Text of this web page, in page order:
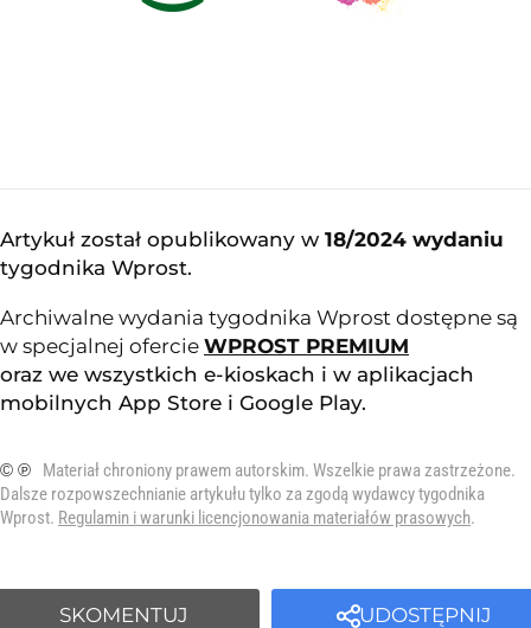
Artykuł został opublikowany w 18/2024 wydaniu
tygodnika Wprost.
Archiwalne wydania tygodnika Wprost dostępne są
w specjalnej ofercie WPROST PREMIUM
oraz we wszystkich e-kioskach i w aplikacjach
mobilnych App Store i Google Play.
© ℗
Materiał chroniony prawem autorskim. Wszelkie prawa zastrzeżone.
Dalsze rozpowszechnianie artykułu tylko za zgodą wydawcy tygodnika
Wprost. Regulamin i warunki licencjonowania materiałów prasowych.
UDOSTĘPNIJ
SKOMENTUJ